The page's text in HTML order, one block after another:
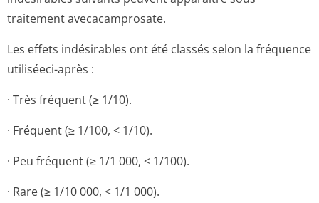
traitement avecacamprosate.
Les effets indésirables ont été classés selon la fréquence
utiliséeci-après :
· Très fréquent (≥ 1/10).
· Fréquent (≥ 1/100, < 1/10).
· Peu fréquent (≥ 1/1 000, < 1/100).
· Rare (≥ 1/10 000, < 1/1 000).